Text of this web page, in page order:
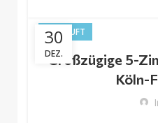
30
DEZ.
VERKAUFT
Großzügige 5-
Köln-